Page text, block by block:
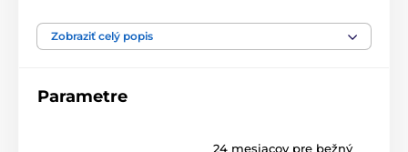
Langsdom AirSwim Neo sú navrhnuté ako všestranné
vedenia (bone conduction)
zvuku priamo do vnútorného ucha prostredníctvom
Zobraziť celý popis
Parametre
24 mesiacov pre bežný